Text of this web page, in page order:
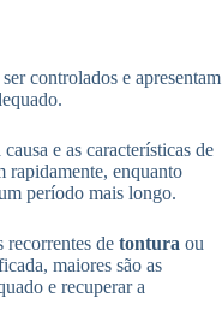
controlados e apresentam
e as características de
rapidamente, enquanto
período mais longo.
recorrentes de tontura ou
maiores são as
e recuperar a